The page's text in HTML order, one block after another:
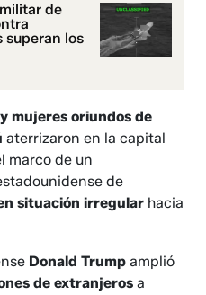
de
superan los
mujeres oriundos de
aterrizaron en la capital
marco de un
de
situación irregular hacia
Donald Trumpamplió
de extranjerosa